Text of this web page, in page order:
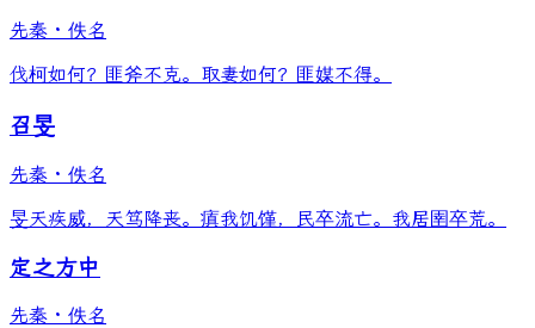
先秦 · 佚名
伐柯如何？匪斧不克。取妻如何？匪媒不得。
召旻
先秦 · 佚名
旻天疾威，天笃降丧。瘨我饥馑，民卒流亡。我居圉卒荒。
定之方中
先秦 · 佚名